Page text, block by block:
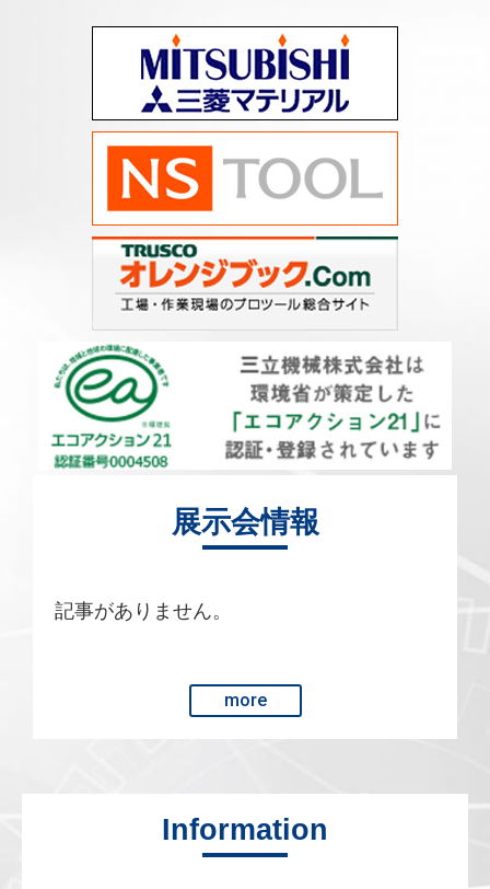
展示会情報
記事がありません。
more
Information